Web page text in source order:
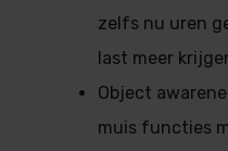
zelfs nu uren
last meer
Object
muis functies